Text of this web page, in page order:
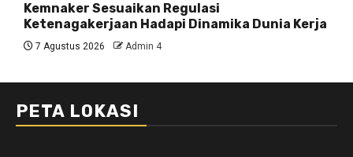
Kemnaker Sesuaikan Regulasi
Ketenagakerjaan Hadapi Dinamika Dunia Kerja
7 Agustus 2026 Admin 4
PETA LOKASI